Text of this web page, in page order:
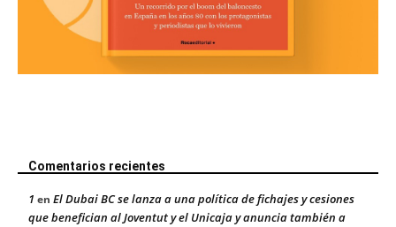
Comentarios recientes
1 en El Dubai BC se lanza a una política de fichajes y cesiones
que benefician al Joventut y el Unicaja y anuncia también a